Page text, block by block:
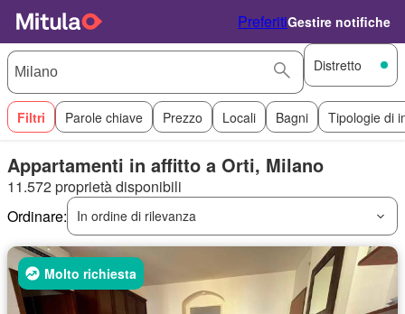
PreferitiGestire notifiche
Distretto
Filtri Parole chiave Prezzo Locali Bagni Tipologie di
Appartamenti in affitto a Orti, Milano
11.572 proprietà disponibili
Ordinare:
In ordine di rilevanza
Molto richiesta